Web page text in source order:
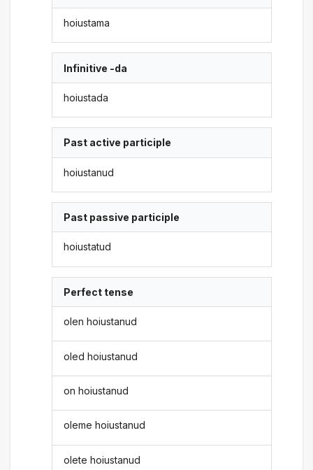
hoiustama
Infinitive -da
hoiustada
Past active participle
hoiustanud
Past passive participle
hoiustatud
Perfect tense
olen hoiustanud
oled hoiustanud
on hoiustanud
oleme hoiustanud
olete hoiustanud